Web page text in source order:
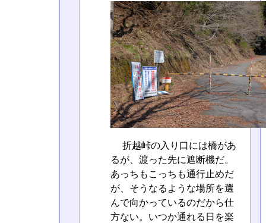
折越峠の入り口には橋があ
るが、渡った先に遮断機だ。
あっちもこっちも通行止めだ
が、そうなるような場所を選
んで向かっているのだから仕
方ない。いつか通れる日を楽